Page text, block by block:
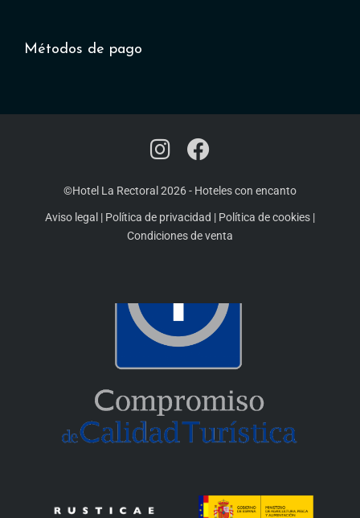
Métodos de pago
©Hotel La Rectoral 2026- Hoteles con encanto
Aviso legal | Política de privacidad | Política de cookies |
Condiciones de venta